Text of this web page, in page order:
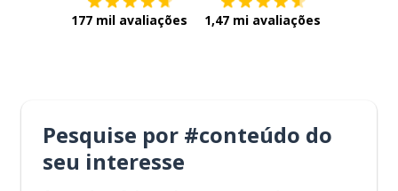
177 mil avaliações 1,47 mi avaliações
Pesquise por #conteúdo do
seu interesse